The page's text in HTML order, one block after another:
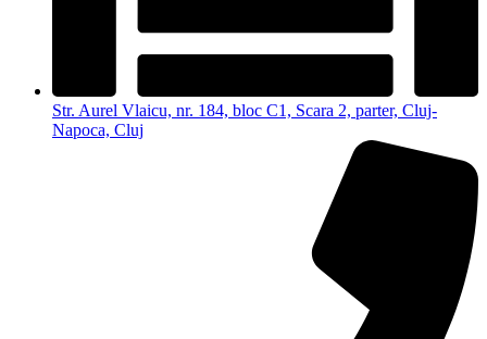
Str. Aurel Vlaicu, nr. 184, bloc C1, Scara 2, parter, Cluj-
Napoca, Cluj